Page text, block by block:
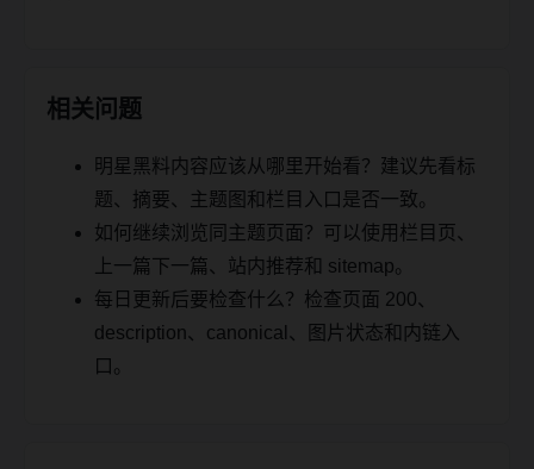
相关问题
明星黑料内容应该从哪里开始看？建议先看标
题、摘要、主题图和栏目入口是否一致。
如何继续浏览同主题页面？可以使用栏目页、
上一篇下一篇、站内推荐和 sitemap。
每日更新后要检查什么？检查页面 200、
description、canonical、图片状态和内链入
口。